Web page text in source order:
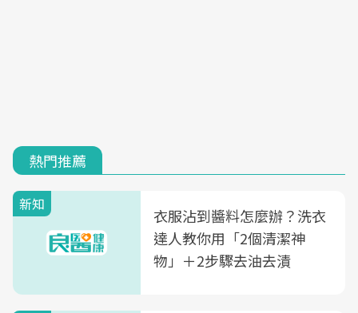
熱門推薦
新知
衣服沾到醬料怎麼辦？洗衣
達人教你用「2個清潔神
物」＋2步驟去油去漬